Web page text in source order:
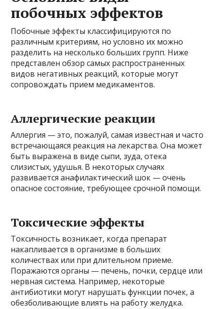
побочных эффектов
Побочные эффекты классифицируются по
различным критериям, но условно их можно
разделить на несколько больших групп. Ниже
представлен обзор самых распространенных
видов негативных реакций, которые могут
сопровождать прием медикаментов.
Аллергические реакции
Аллергия — это, пожалуй, самая известная и часто
встречающаяся реакция на лекарства. Она может
быть выражена в виде сыпи, зуда, отека
слизистых, удушья. В некоторых случаях
развивается анафилактический шок — очень
опасное состояние, требующее срочной помощи.
Токсические эффекты
Токсичность возникает, когда препарат
накапливается в организме в больших
количествах или при длительном приеме.
Поражаются органы — печень, почки, сердце или
нервная система. Например, некоторые
антибиотики могут нарушать функции почек, а
обезболивающие влиять на работу желудка.